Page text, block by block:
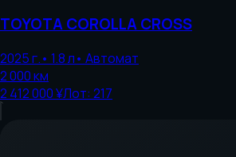
TOYOTACOROLLA CROSS
2025г.• 1.8л• Автомат
2 000км
2 412 000 ¥Лот: 217